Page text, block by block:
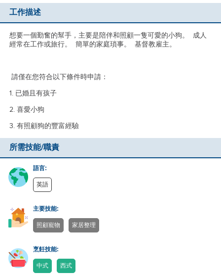
工作描述
想要一個勤奮的幫手，主要是陪伴和照顧一隻可愛的小狗。 成人
經常在工作或旅行。 簡單的家庭瑣事。 基督教雇主。
請僅在您符合以下條件時申請：
1. 已婚且有孩子
2. 喜愛小狗
3. 有照顧狗的豐富經驗
所需技能/職責
語言:
英語
主要技能:
照顧寵物 家居整理
烹飪技能:
中式 西式